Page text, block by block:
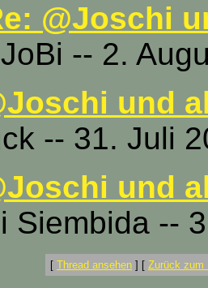
@Joschi
-- 2.
und
-- 31. Juli
und
Siembida --
[ Thread ansehen ] [ Zurück zum